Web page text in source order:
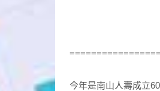
今年是南山人壽成立